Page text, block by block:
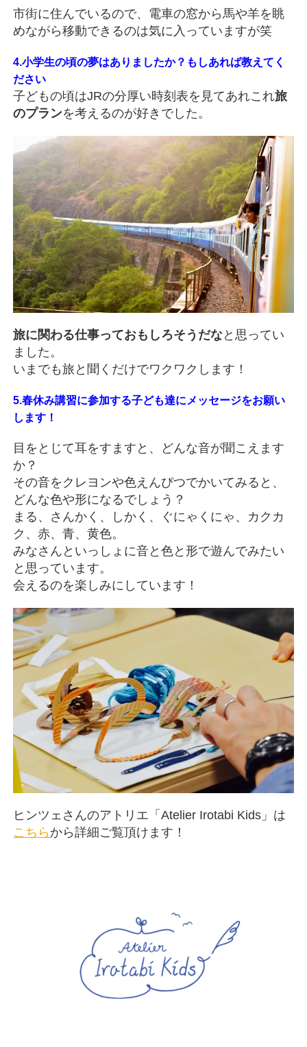
市街に住んでいるので、電車の窓から馬や羊を眺
めながら移動できるのは気に入っていますが笑
4.小学生の頃の夢はありましたか？もしあれば教えてく
ださい
子どもの頃はJRの分厚い時刻表を見てあれこれ旅
のプランを考えるのが好きでした。
旅に関わる仕事っておもしろそうだなと思ってい
ました。
いまでも旅と聞くだけでワクワクします！
5.春休み講習に参加する子ども達にメッセージをお願い
します！
目をとじて耳をすますと、どんな音が聞こえます
か？
その音をクレヨンや色えんぴつでかいてみると、
どんな色や形になるでしょう？
まる、さんかく、しかく、ぐにゃくにゃ、カクカ
ク、赤、青、黄色。
みなさんといっしょに音と色と形で遊んでみたい
と思っています。
会えるのを楽しみにしています！
ヒンツェさんのアトリエ「Atelier Irotabi Kids」は
こちらから詳細ご覧頂けます！